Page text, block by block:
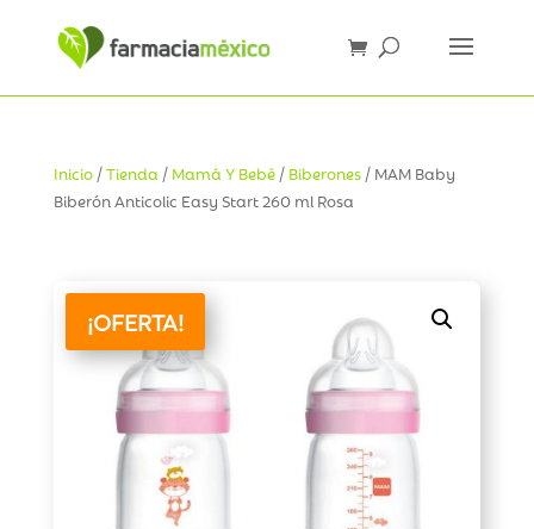
Inicio/Tienda / Mamá Y Bebé/ Biberones/ MAM Baby
Biberón Anticolic Easy Start 260 ml Rosa
¡OFERTA!